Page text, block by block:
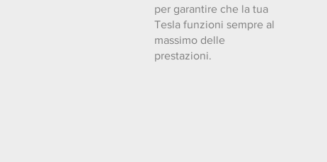
per garantire che la tua
Tesla funzioni sempre al
massimo delle
prestazioni.